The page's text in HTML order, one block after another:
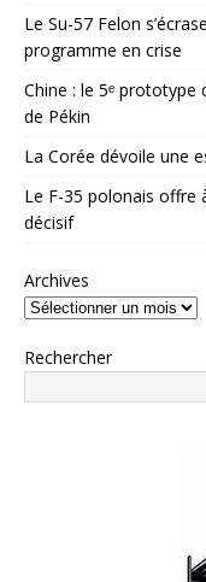
Le Su-57 Felon
programme en crise
Chine : le 5ᵉ prototype
de Pékin
La Corée dévoile une
Le F-35 polonais offre
décisif
Archives
Rechercher